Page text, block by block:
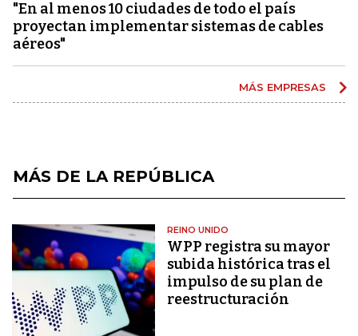
"En al menos 10 ciudades de todo el país
proyectan implementar sistemas de cables
aéreos"
MÁS EMPRESAS
MÁS DE LA REPÚBLICA
REINO UNIDO
WPP registra su mayor
subida histórica tras el
impulso de su plan de
reestructuración